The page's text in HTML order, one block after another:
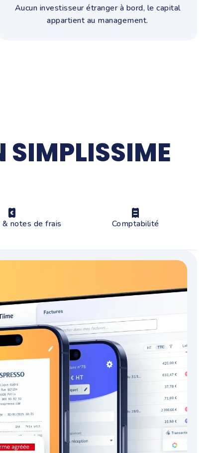
Aucun investisseur étranger à bord, le capital
appartient au management.
notes de frais Comptabilité